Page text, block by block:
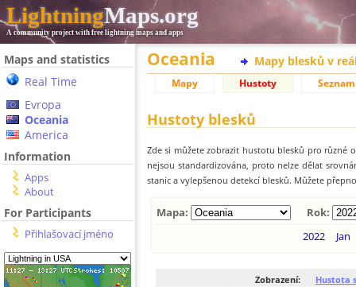
LightningMaps.org
A community project with free lightning maps and apps
Maps and statistics
Real Time
Evropa
Oceania
America
Information
Apps
About
For Participants
Přihlašovací jméno
Oceania Mapy blesků v
Mapy Hustoty Seznam
Hustoty blesků
Zde si můžete zobrazit hustotu blesků pro různé
nejsou standardizována, proto nelze dělat
stanic a vylepšenou detekcí blesků. Můžete
Mapa:
Rok:
2022
Jan
Zobrazení: Hustota